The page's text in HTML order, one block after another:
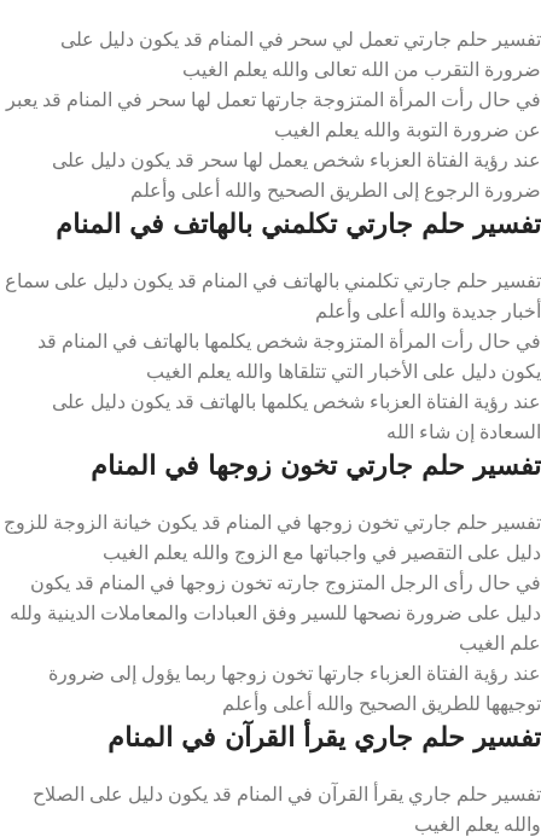
تفسير حلم جارتي تعمل لي سحر في المنام قد يكون دليل على
ضرورة التقرب من الله تعالى والله يعلم الغيب
في حال رأت المرأة المتزوجة جارتها تعمل لها سحر في المنام قد يعبر
عن ضرورة التوبة والله يعلم الغيب
عند رؤية الفتاة العزباء شخص يعمل لها سحر قد يكون دليل على
ضرورة الرجوع إلى الطريق الصحيح والله أعلى وأعلم
تفسير حلم جارتي تكلمني بالهاتف في المنام
تفسير حلم جارتي تكلمني بالهاتف في المنام قد يكون دليل على سماع
أخبار جديدة والله أعلى وأعلم
في حال رأت المرأة المتزوجة شخص يكلمها بالهاتف في المنام قد
يكون دليل على الأخبار التي تتلقاها والله يعلم الغيب
عند رؤية الفتاة العزباء شخص يكلمها بالهاتف قد يكون دليل على
السعادة إن شاء الله
تفسير حلم جارتي تخون زوجها في المنام
تفسير حلم جارتي تخون زوجها في المنام قد يكون خيانة الزوجة للزوج
دليل على التقصير في واجباتها مع الزوج والله يعلم الغيب
في حال رأى الرجل المتزوج جارته تخون زوجها في المنام قد يكون
دليل على ضرورة نصحها للسير وفق العبادات والمعاملات الدينية ولله
علم الغيب
عند رؤية الفتاة العزباء جارتها تخون زوجها ربما يؤول إلى ضرورة
توجيهها للطريق الصحيح والله أعلى وأعلم
تفسير حلم جاري يقرأ القرآن في المنام
تفسير حلم جاري يقرأ القرآن في المنام قد يكون دليل على الصلاح
والله يعلم الغيب